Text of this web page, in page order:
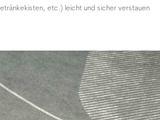
etc.) leicht und sicher verstauen